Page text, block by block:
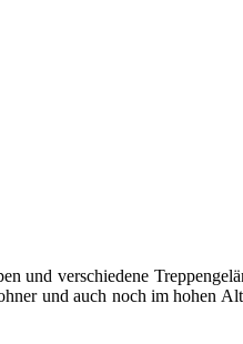
und verschiedene
und auch noch im hohen